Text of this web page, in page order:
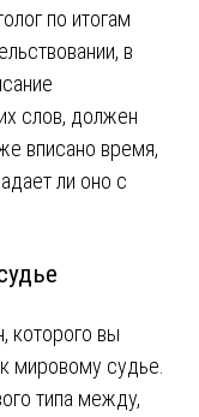
по итогам
в
слов, должен
вписано время,
ли оно с
которого вы
мировому судье.
типа между,